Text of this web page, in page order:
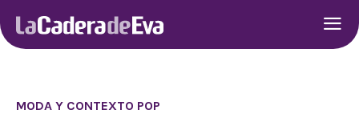
MODA Y CONTEXTO POP